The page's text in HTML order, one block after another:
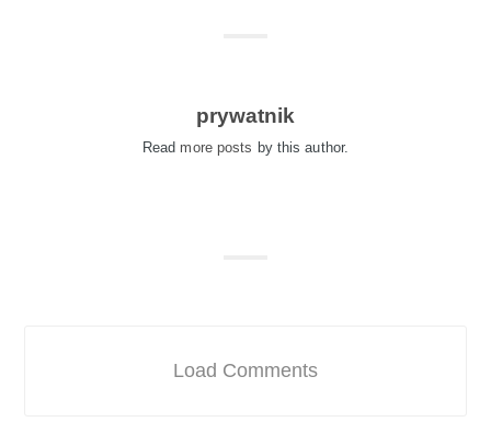
prywatnik
Read more posts by this author.
Load Comments